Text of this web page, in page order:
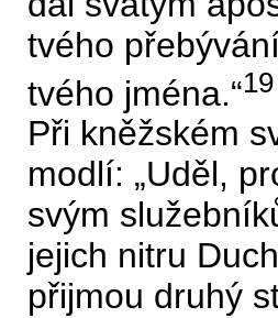
tvého
tvého jména.“19
Při kněžském
modlí: „Uděl,
svým
jejich nitru
přijmou druhý